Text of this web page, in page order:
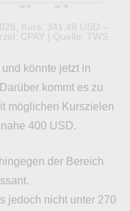
Kurs: 341,48 USD –
CPAY | Quelle: TWS
könnte jetzt in
kommt es zu
möglichen Kurszielen
400 USD.
der Bereich
jedoch nicht unter 270